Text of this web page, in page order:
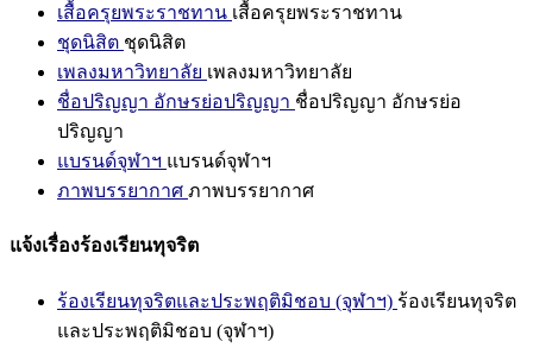
เสื้อครุยพระราชทาน เสื้อครุยพระราชทาน
ชุดนิสิต ชุดนิสิต
เพลงมหาวิทยาลัย เพลงมหาวิทยาลัย
ชื่อปริญญา อักษรย่อปริญญา ชื่อปริญญา อักษรย่อ
ปริญญา
แบรนด์จุฬาฯ แบรนด์จุฬาฯ
ภาพบรรยากาศ ภาพบรรยากาศ
แจ้งเรื่องร้องเรียนทุจริต
ร้องเรียนทุจริตและประพฤติมิชอบ (จุฬาฯ) ร้องเรียนทุจริต
และประพฤติมิชอบ (จุฬาฯ)